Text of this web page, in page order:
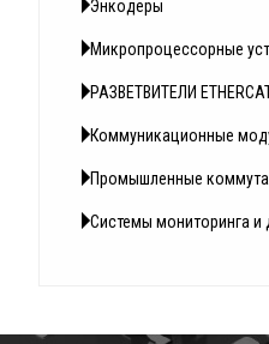
Энкодеры
Микропроцессорные
РАЗВЕТВИТЕЛИ
Коммуникационные
Промышленные
Системы мониторинга и